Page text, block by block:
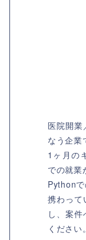
医院開
なう企業
1ヶ月の
での就業
Python
携わって
し、案
ください。